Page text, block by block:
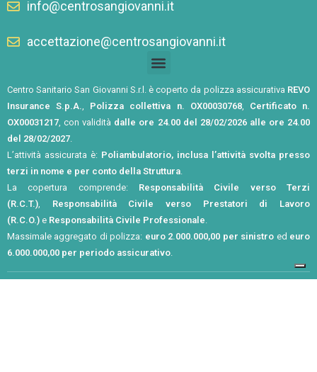
info@centrosangiovanni.it
accettazione@centrosangiovanni.it
Centro Sanitario San Giovanni S.r.l. è coperto da polizza assicurativa REVO
Insurance S.p.A., Polizza collettiva n. OX00030768, Certificato n.
OX00031217, con validità dalle ore 24.00 del 28/02/2026 alle ore 24.00
del 28/02/2027.
L’attività assicurata è: Poliambulatorio, inclusa l’attività svolta presso
terzi in nome e per conto della Struttura.
La copertura comprende: Responsabilità Civile verso Terzi
(R.C.T.), Responsabilità Civile verso Prestatori di Lavoro
(R.C.O.) e Responsabilità Civile Professionale.
Massimale aggregato di polizza: euro 2.000.000,00 per sinistro ed euro
6.000.000,00 per periodo assicurativo.